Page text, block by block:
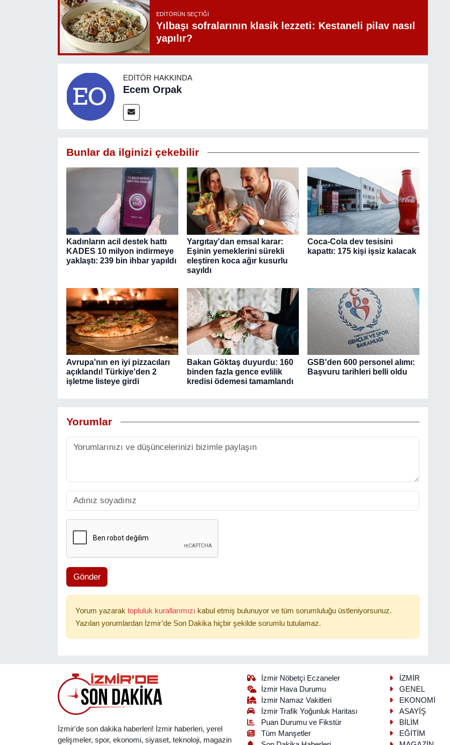
EDITÖRÜN SEÇTIĞI
Yılbaşı sofralarının klasik lezzeti: Kestaneli pilav nasıl
yapılır?
EDITÖR HAKKINDA
Ecem Orpak
Bunlar da ilginizi çekebilir
Kadınların acil destek hattı
KADES 10 milyon indirmeye
yaklaştı: 239 bin ihbar yapıldı
Yargıtay'dan emsal karar:
Eşinin yemeklerini sürekli
eleştiren koca ağır kusurlu
sayıldı
Coca-Cola dev tesisini
kapattı: 175 kişi işsiz kalacak
Avrupa'nın en iyi pizzacıları
açıklandı! Türkiye'den 2
işletme listeye girdi
Bakan Göktaş duyurdu: 160
binden fazla gence evlilik
kredisi ödemesi tamamlandı
GSB'den 600 personel alımı:
Başvuru tarihleri belli oldu
Yorumlar
Gönder
Yorum yazarak topluluk kurallarımızı kabul etmiş bulunuyor ve tüm sorumluluğu üstleniyorsunuz.
Yazılan yorumlardan İzmir’de Son Dakika hiçbir şekilde sorumlu tutulamaz.
İzmir'de son dakika haberleri! İzmir haberleri, yerel
gelişmeler, spor, ekonomi, siyaset, teknoloji, magazin
İzmir Nöbetçi Eczaneler
İzmir Hava Durumu
İzmir Namaz Vakitleri
İzmir Trafik Yoğunluk Haritası
Puan Durumu ve Fikstür
Tüm Manşetler
İZMİR
GENEL
EKONOMİ
ASAYİŞ
BİLİM
EĞİTİM